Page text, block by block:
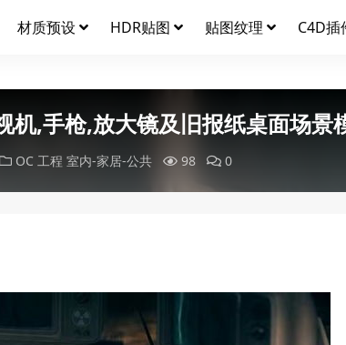
材质预设 HDR贴图 贴图纹理 C4D插
机,手枪,放大镜及旧报纸桌面场景
OC 工程 室内-家居-公共 98 0